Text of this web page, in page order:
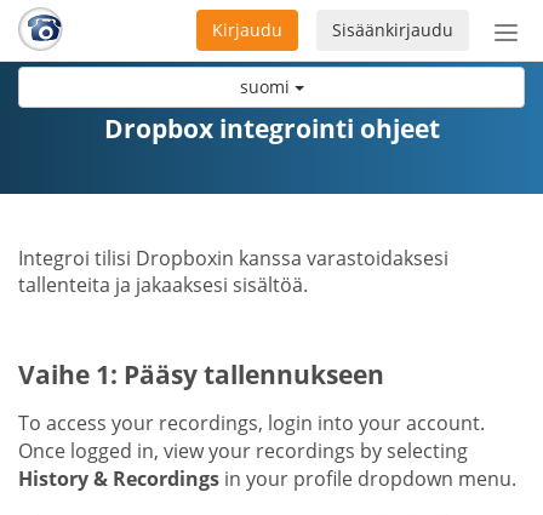
suomi
Sisäänkirjaudu
Kirjaudu
Dropbox integrointi ohjeet
Integroi tilisi Dropboxin kanssa varastoidaksesi
tallenteita ja jakaaksesi sisältöä.
Vaihe 1: Pääsy tallennukseen
To access your recordings, login into your account.
Once logged in, view your recordings by selecting
History & Recordings in your profile dropdown menu.